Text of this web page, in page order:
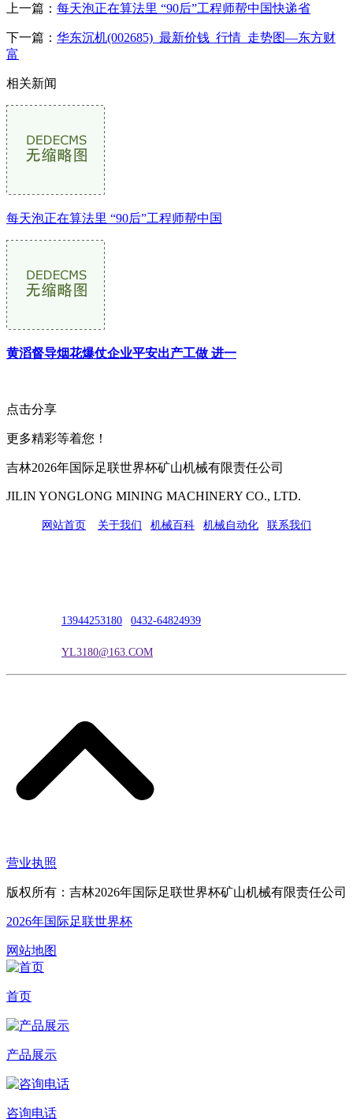
上一篇： 每天泡正在算法里 “90后”工程师帮中国快递省
下一篇： 华东沉机(002685)_最新价钱_行情_走势图—东方财
富
相关新闻
每天泡正在算法里 “90后”工程师帮中国
黄滔督导烟花爆仗企业平安出产工做 进一
点击分享
更多精彩等着您！
吉林2026年国际足联世界杯矿山机械有限责任公司
JILIN YONGLONG MINING MACHINERY CO., LTD.
网站首页 关于我们 机械百科 机械自动化 联系我们
13944253180 0432-64824939
YL3180@163.COM
营业执照
版权所有：吉林2026年国际足联世界杯矿山机械有限责任公司
2026年国际足联世界杯
网站地图
首页
产品展示
咨询电话